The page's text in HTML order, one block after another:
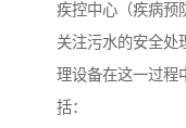
疾控中心（疾病预
关注污水的安全处
理设备在这一过程
括：